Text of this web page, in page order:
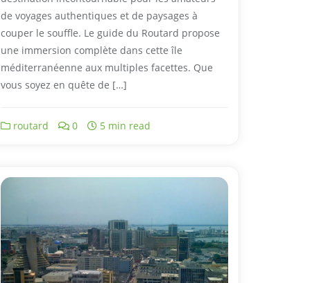
de voyages authentiques et de paysages à
couper le souffle. Le guide du Routard propose
une immersion complète dans cette île
méditerranéenne aux multiples facettes. Que
vous soyez en quête de […]
routard 0 5 min read